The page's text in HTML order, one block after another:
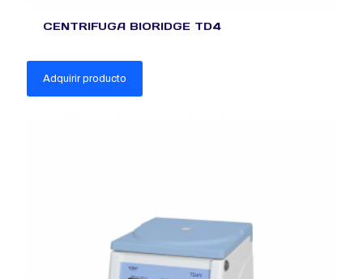
CENTRIFUGA BIORIDGE TD4
Adquirir producto